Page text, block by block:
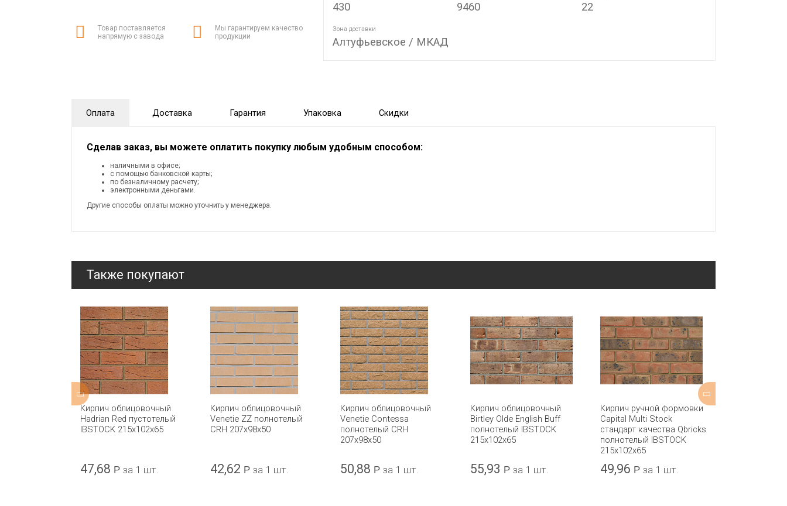
Товар поставляется
напрямую с завода
Мы гарантируем качество
продукции
430 9460 22
Зона доставки
Алтуфьевское / МКАД
Оплата Доставка Гарантия Упаковка Скидки
Сделав заказ, вы можете оплатить покупку любым удобным способом:
наличными в офисе;
с помощью банковской карты;
по безналичному расчету;
электронными деньгами.
Другие способы оплаты можно уточнить у менеджера.
Также покупают
Кирпич облицовочный
Hadrian Red пустотелый
IBSTOCK 215x102x65
47,68 Р за 1 шт.
Кирпич облицовочный
Venetie ZZ полнотелый
CRH 207x98x50
42,62 Р за 1 шт.
Кирпич облицовочный
Venetie Contessa
полнотелый CRH
207x98x50
50,88 Р за 1 шт.
Кирпич облицовочный
Birtley Olde English Buff
полнотелый IBSTOCK
215x102x65
55,93 Р за 1 шт.
Кирпич ручной формовки
Capital Multi Stock
стандарт качества Qbricks
полнотелый IBSTOCK
215x102x65
49,96 Р за 1 шт.